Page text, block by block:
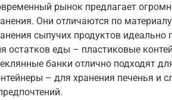
рынок предлагает
Они отличаются по
сыпучих продуктов
остатков еды – пластиковые
банки отлично подходят
– для хранения печенья и